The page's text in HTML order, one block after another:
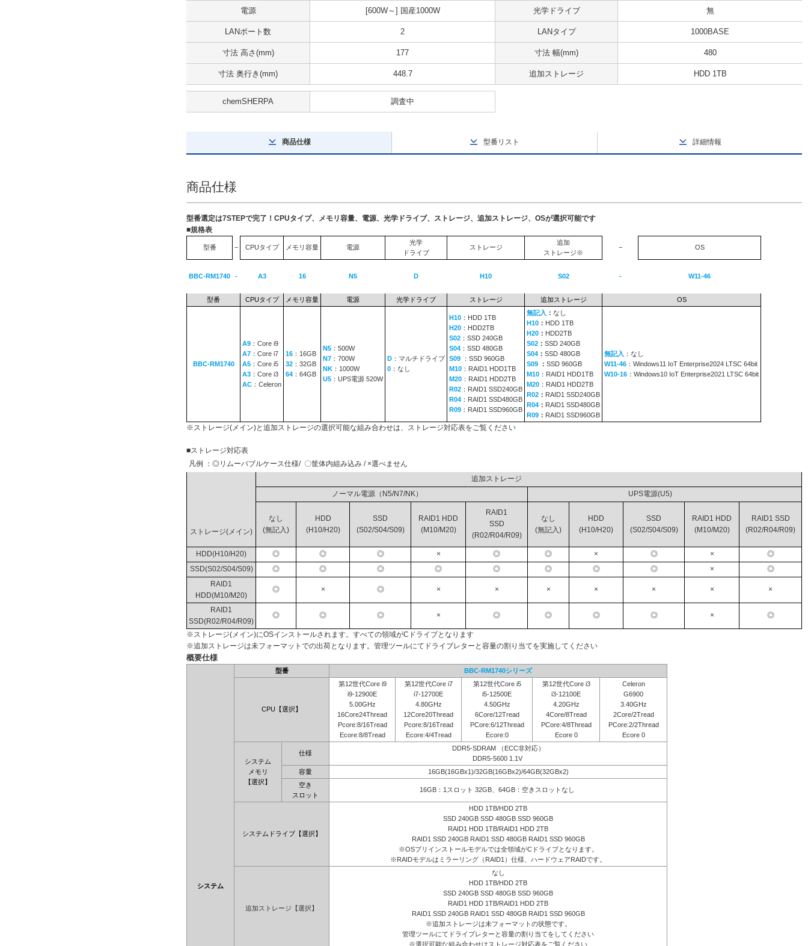
電源 [600W～] 国産1000W 光学ドライブ 無
LANポート数 2 LANタイプ 1000BASE
寸法 高さ(mm) 177 寸法 幅(mm) 480
寸法 奥行き(mm) 448.7 追加ストレージ HDD 1TB
chemSHERPA 調査中
商品仕様 型番リスト 詳細情報
商品仕様
型番選定は7STEPで完了！CPUタイプ、メモリ容量、電源、光学ドライブ、ストレージ、追加ストレージ、OSが選択可能です
■規格表
型番 − CPUタイプ メモリ容量 電源
光学
ドライブ
ストレージ
追加
ストレージ※
− OS
BBC-RM1740 - A3 16 N5 D H10 S02 - W11-46
型番 CPUタイプ メモリ容量 電源 光学ドライブ ストレージ 追加ストレージ OS
BBC-RM1740
A9 ：Core i9
A7 ：Core i7
A5 ：Core i5
A3 ：Core i3
AC ：Celeron
16 ：16GB
32 ：32GB
64 ：64GB
N5 ：500W
N7 ：700W
NK ：1000W
U5 ：UPS電源 520W
D ：マルチドライブ
0 ：なし
H10 ：HDD 1TB
H20 ：HDD2TB
S02 ：SSD 240GB
S04 ：SSD 480GB
S09
：SSD 960GB
M10 ：RAID1 HDD1TB
M20 ：RAID1 HDD2TB
R02 ：RAID1 SSD240GB
R04 ：RAID1 SSD480GB
R09 ：RAID1 SSD960GB
無記入 ： なし
H10 ： HDD 1TB
H20 ： HDD2TB
S02 ： SSD 240GB
S04 ： SSD 480GB
S09
： SSD 960GB
M10 ：RAID1 HDD1TB
M20 ：RAID1 HDD2TB
R02 ： RAID1 SSD240GB
R04 ： RAID1 SSD480GB
R09 ： RAID1 SSD960GB
無記入 ：なし
W11-46 ：Windows11 IoT Enterprise2024 LTSC 64bit
W10-16 ：Windows10 IoT Enterprise2021 LTSC 64bit
※ストレージ(メイン)と追加ストレージの選択可能な組み合わせは、ストレージ対応表をご覧ください
■ストレージ対応表
凡例 ：◎リムーバブルケース仕様/ 〇筐体内組み込み / ×選べません
ストレージ(メイン)
追加ストレージ
ノーマル電源（N5/N7/NK）
UPS電源(U5)
なし
(無記入)
HDD
(H10/H20)
SSD
(S02/S04/S09)
RAID1 HDD
(M10/M20)
RAID1
SSD
(R02/R04/R09)
なし
(無記入)
HDD
(H10/H20)
SSD
(S02/S04/S09)
RAID1 HDD
(M10/M20)
RAID1 SSD
(R02/R04/R09)
HDD(H10/H20) ◎ ◎ ◎ × ◎ ◎ × ◎ ×
◎
SSD(S02/S04/S09)
◎ ◎ ◎ ◎ ◎ ◎ ◎ ◎ ×
◎
RAID1
HDD(M10/M20)
◎ × ◎ × × × × × × ×
RAID1
SSD(R02/R04/R09)
◎ ◎ ◎ × ◎ ◎ ◎ ◎ × ◎
※ストレージ(メイン)にOSインストールされます。すべての領域がCドライブとなります
※追加ストレージは未フォーマットでの出荷となります。管理ツールにてドライブレターと容量の割り当てを実施してください
概要仕様
システム
型番 BBC-RM1740シリーズ
CPU【選択】
第12世代Core i9
i9-12900E
5.00GHz
16Core24Thread
Pcore:8/16Tread
Ecore:8/8Tread
第12世代Core i7
i7-12700E
4.80GHz
12Core20Thread
Pcore:8/16Tread
Ecore:4/4Tread
第12世代Core i5
i5-12500E
4.50GHz
6Core/12Tread
PCore:6/12Thread
Ecore:0
第12世代Core i3
i3-12100E
4.20GHz
4Core/8Tread
PCore:4/8Thread
Ecore 0
Celeron
G6900
3.40GHz
2Core/2Tread
PCore:2/2Thread
Ecore 0
システム
メモリ
【選択】
仕様
DDR5-SDRAM （ECC非対応）
DDR5-5600 1.1V
容量
16GB(16GBx1)/32GB(16GBx2)/64GB(32GBx2)
空き
スロット
16GB：1スロット 32GB、64GB：空きスロットなし
システムドライブ【選択】
HDD 1TB/HDD 2TB
SSD 240GB SSD 480GB SSD 960GB
RAID1 HDD 1TB/RAID1 HDD 2TB
RAID1 SSD 240GB RAID1 SSD 480GB RAID1 SSD 960GB
※OSプリインストールモデルでは全領域がCドライブとなります。
※RAIDモデルはミラーリング（RAID1）仕様、ハードウェアRAIDです。
追加ストレージ【選択】
なし
HDD 1TB/HDD 2TB
SSD 240GB SSD 480GB SSD 960GB
RAID1 HDD 1TB/RAID1 HDD 2TB
RAID1 SSD 240GB RAID1 SSD 480GB RAID1 SSD 960GB
※追加ストレージは未フォーマットの状態です。
管理ツールにてドライブレターと容量の割り当てをしてください
※選択可能な組み合わせはストレージ対応表をご覧ください